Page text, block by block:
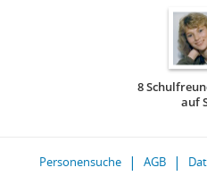
8
auf
Personensuche AGB